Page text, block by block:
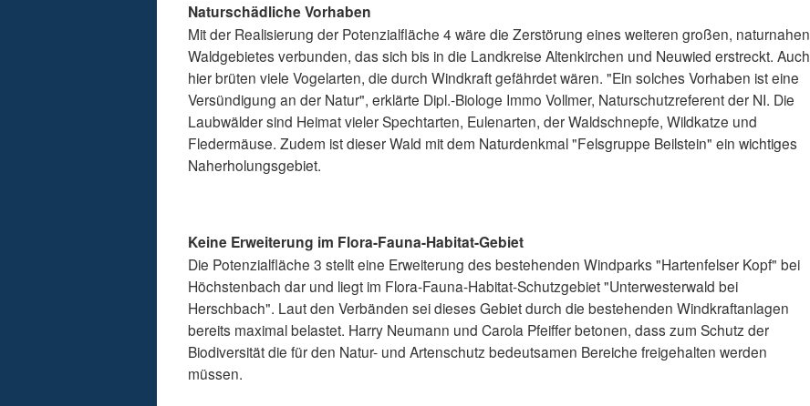
Naturschädliche Vorhaben
Mit der Realisierung der Potenzialfläche 4 wäre die Zerstörung eines weiteren großen, naturnahen
Waldgebietes verbunden, das sich bis in die Landkreise Altenkirchen und Neuwied erstreckt. Auch
hier brüten viele Vogelarten, die durch Windkraft gefährdet wären. "Ein solches Vorhaben ist eine
Versündigung an der Natur", erklärte Dipl.-Biologe Immo Vollmer, Naturschutzreferent der NI. Die
Laubwälder sind Heimat vieler Spechtarten, Eulenarten, der Waldschnepfe, Wildkatze und
Fledermäuse. Zudem ist dieser Wald mit dem Naturdenkmal "Felsgruppe Beilstein" ein wichtiges
Naherholungsgebiet.
Keine Erweiterung im Flora-Fauna-Habitat-Gebiet
Die Potenzialfläche 3 stellt eine Erweiterung des bestehenden Windparks "Hartenfelser Kopf" bei
Höchstenbach dar und liegt im Flora-Fauna-Habitat-Schutzgebiet "Unterwesterwald bei
Herschbach". Laut den Verbänden sei dieses Gebiet durch die bestehenden Windkraftanlagen
bereits maximal belastet. Harry Neumann und Carola Pfeiffer betonen, dass zum Schutz der
Biodiversität die für den Natur- und Artenschutz bedeutsamen Bereiche freigehalten werden
müssen.